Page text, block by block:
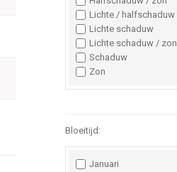
Lichte / halfschaduw
Lichte schaduw
Lichte schaduw / zon
Schaduw
Zon
Bloeitijd:
Januari